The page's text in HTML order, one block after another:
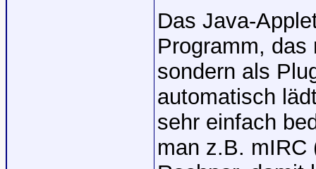
Das Java-
Programm,
sondern als
automatisch
sehr einfach
man z.B. mIRC